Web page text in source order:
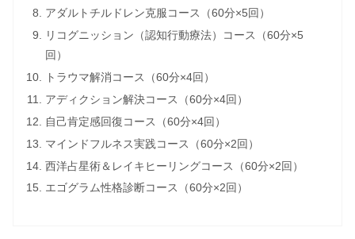
アダルトチルドレン克服コース（60分×5回）
リコグニッション（認知行動療法）コース（60分×5
回）
トラウマ解消コース（60分×4回）
アディクション解決コース（60分×4回）
自己肯定感回復コース（60分×4回）
マインドフルネス実践コース（60分×2回）
西洋占星術＆レイキヒーリングコース（60分×2回）
エゴグラム性格診断コース（60分×2回）